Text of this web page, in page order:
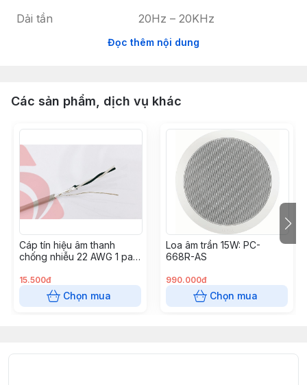
Dải tần 20Hz – 20KHz
Transistor 12 sò lớn
Cổng kết nối
Bluetooth
Khe cắm USB nhạc MP3
Kích thước Cao 12.5 x Ngang 42 x Sâu 32
Đọc thêm nội dung
Các sản phẩm, dịch vụ khác
Cáp tín hiệu âm thanh
chống nhiễu 22 AWG 1 pair
15.500đ
Chọn mua
Loa âm trần 15W: PC-
668R-AS
990.000đ
Chọn mua